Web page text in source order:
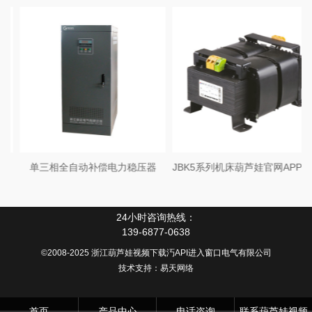
单三相全自动补偿电力稳压器 JBK5系列机床葫芦娃官网APP下载
24小时咨询热线：
139-6877-0638
©2008-2025 浙江葫芦娃视频下载汅API进入窗口电气有限公司
技术支持： 易天网络